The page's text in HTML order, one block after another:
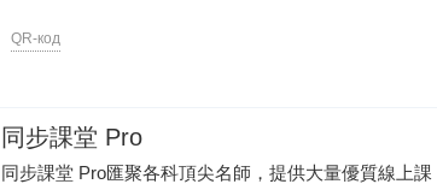
QR-код
同步課堂 Pro
同步課堂 Pro匯聚各科頂尖名師，提供大量優質線上課